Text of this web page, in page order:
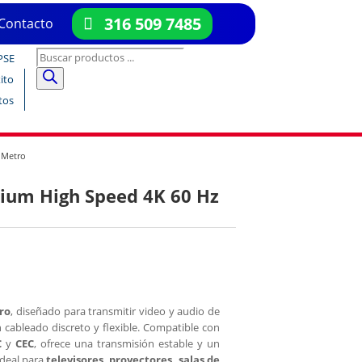
316 509 7485
Búsqueda
de
productos
High Speed 4K 60 Hz
, diseñado para transmitir video y audio de
discreto y flexible. Compatible con
y CEC, ofrece una transmisión estable y un